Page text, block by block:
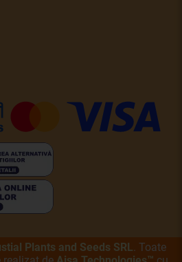
Plants and Seeds SRL. Toate